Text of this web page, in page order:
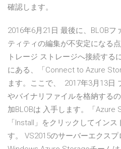
確認します。
2016年6月21日 最後に、BLOB
ティティの編集が不安定になる
トレージ ストレージへ接続する
にある、「Connect to Azure
ます。ここで、 2017年3月13日
やバイナリファイルを格納する
加BLOBは 入手します。「Azure
「Install」をクリックしてイン
す。 VS2015のサーバーエクス